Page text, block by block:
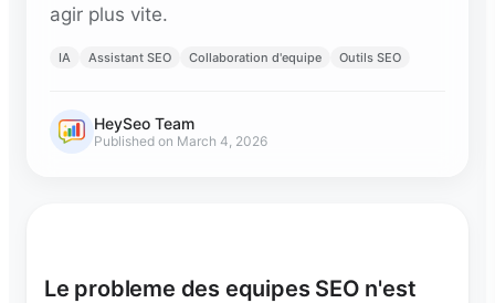
agir plus vite.
IA Assistant SEO Collaboration d'equipe Outils SEO
HeySeo Team
Published on March 4, 2026
Le probleme des equipes SEO n'est